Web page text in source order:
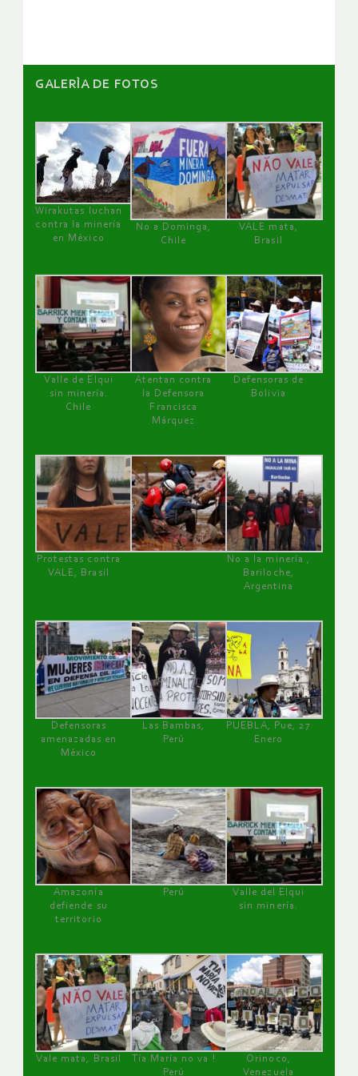
GALERÌA DE FOTOS
Wirakutas luchan
contra la minería
en México
No a Dominga,
Chile
VALE mata,
Brasil
Valle de Elqui
sin minería.
Chile
Atentan contra
la Defensora
Francisca
Márquez
Defensoras de
Bolivia
Protestas contra
VALE, Brasil
No a la minería ,
Bariloche,
Argentina
Defensoras
amenazadas en
México
Las Bambas,
Perú
PUEBLA, Pue, 27
Enero
Amazonía
defiende su
territorio
Perú
Valle del Elqui
sin minería.
Vale mata, Brasil
Tía María no va !
Perú
Orinoco,
Venezuela